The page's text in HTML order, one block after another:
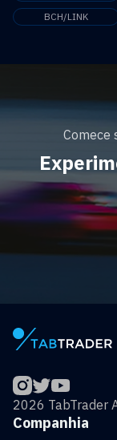
BCH/LINK
Comece
2026 TabTrader
Companhia